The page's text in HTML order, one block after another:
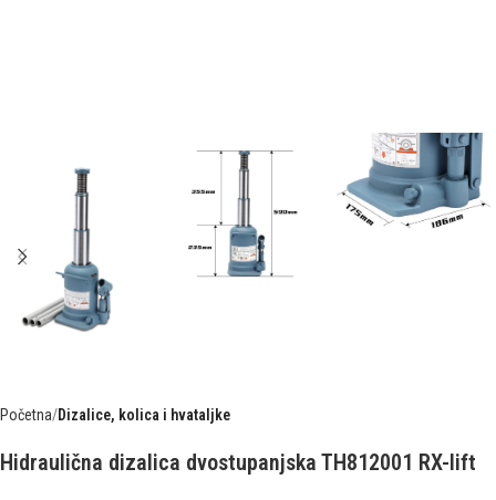
Početna Dizalice, kolica i hvataljke
Hidraulična dizalica dvostupanjska TH812001 RX-lift